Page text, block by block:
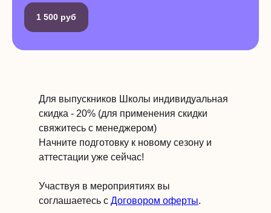
1 500 руб
Для выпускников Школы индивидуальная
скидка - 20% (для применения скидки
свяжитесь с менеджером)
Начните подготовку к новому сезону и
аттестации уже сейчас!
Участвуя в мероприятиях вы
соглашаетесь с Договором оферты.